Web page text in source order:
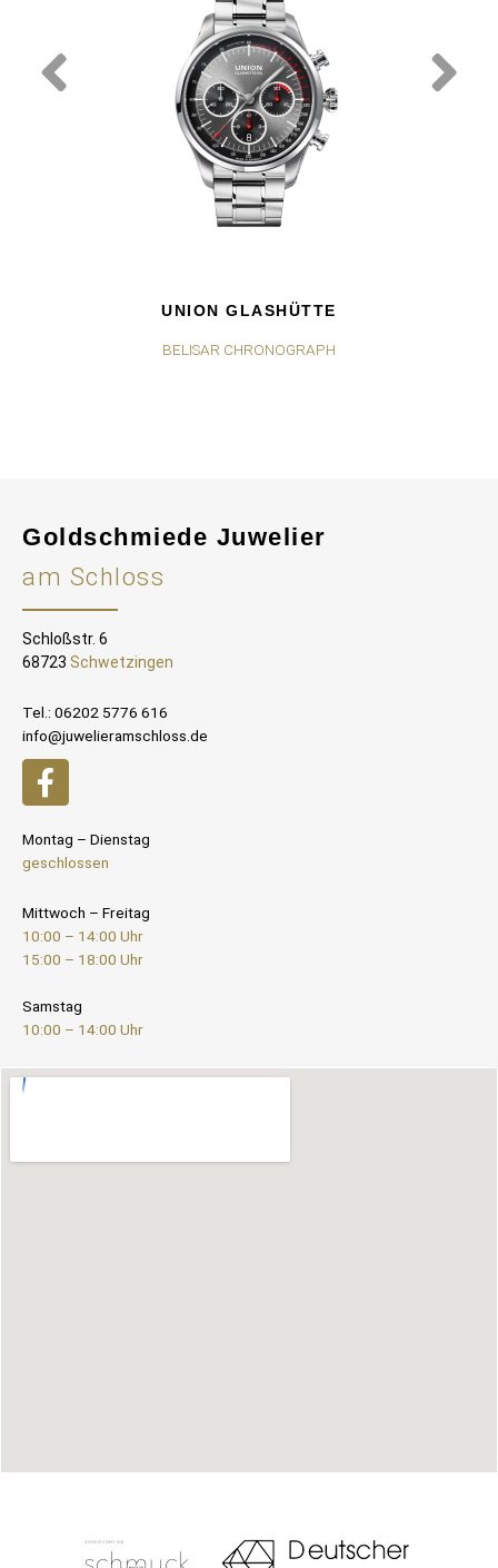
UNION GLASHÜTTE
BELISAR CHRONOGRAPH
Goldschmiede Juwelier
am Schloss
Schloßstr. 6
68723 Schwetzingen
Tel.: 06202 5776 616
info@juwelieramschloss.de
Montag – Dienstag
geschlossen
Mittwoch – Freitag
10:00 – 14:00 Uhr
15:00 – 18:00 Uhr
Samstag
10:00 – 14:00 Uhr